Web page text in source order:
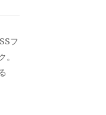
フ
。